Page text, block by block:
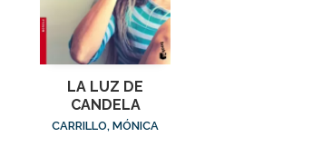
LA LUZ DE
CANDELA
CARRILLO, MÓNICA